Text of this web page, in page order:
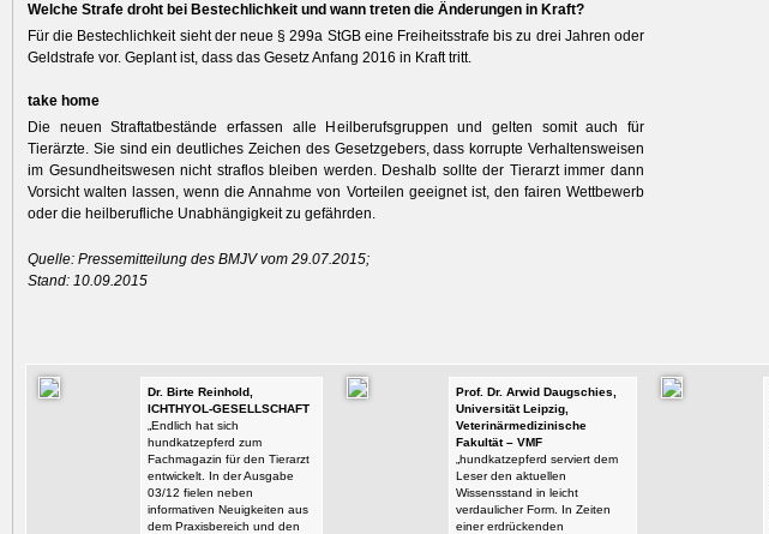
Welche Strafe droht bei Bestechlichkeit und wann treten die Änderungen in Kraft?
Für die Bestechlichkeit sieht der neue § 299a StGB eine Freiheitsstrafe bis zu drei Jahren oder
Geldstrafe vor. Geplant ist, dass das Gesetz Anfang 2016 in Kraft tritt.
take home
Die neuen Straftatbestände erfassen alle Heilberufsgruppen und gelten somit auch für
Tierärzte. Sie sind ein deutliches Zeichen des Gesetzgebers, dass korrupte Verhaltensweisen
im Gesundheitswesen nicht straflos bleiben werden. Deshalb sollte der Tierarzt immer dann
Vorsicht walten lassen, wenn die Annahme von Vorteilen geeignet ist, den fairen Wettbewerb
oder die heilberufliche Unabhängigkeit zu gefährden.
Quelle: Pressemitteilung des BMJV vom 29.07.2015;
Stand: 10.09.2015
Dr. Birte Reinhold,
ICHTHYOL-GESELLSCHAFT
„Endlich hat sich
hundkatzepferd zum
Fachmagazin für den Tierarzt
entwickelt. In der Ausgabe
03/12 fielen neben
informativen Neuigkeiten aus
dem Praxisbereich und den
Prof. Dr. Arwid Daugschies,
Universität Leipzig,
Veterinärmedizinische
Fakultät – VMF
„hundkatzepferd serviert dem
Leser den aktuellen
Wissensstand in leicht
verdaulicher Form. In Zeiten
einer erdrückenden